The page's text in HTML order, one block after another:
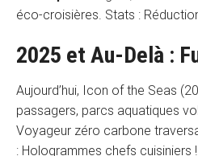
éco-croisières. Stats :
2025 et Au-Delà :
Aujourd’hui, Icon of the Seas
passagers, parcs aquatiques
Voyageur zéro carbone
: Hologrammes chefs cuisiniers